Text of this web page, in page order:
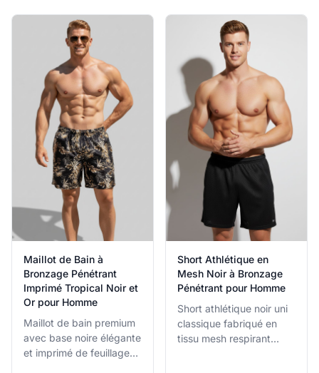
Products
Maillot de Bain à
Bronzage Pénétrant
Imprimé Tropical Noir et
Or pour Homme
Maillot de bain premium
avec base noire élégante
et imprimé de feuillage
Short Athlétique en
Mesh Noir à Bronzage
Pénétrant pour Homme
Short athlétique noir uni
classique fabriqué en
tissu mesh respirant